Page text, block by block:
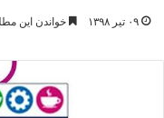
۰۹ تیر ۱۳۹۸ خواندن این مطلب 4 دقیقه